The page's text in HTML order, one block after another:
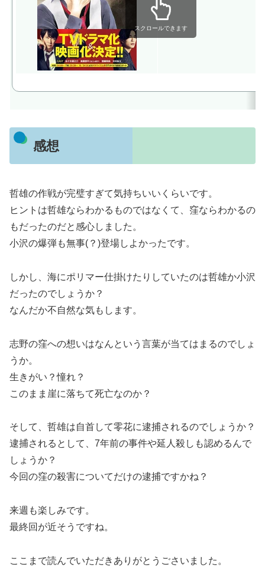
スクロールできます
感想
哲雄の作戦が完璧すぎて気持ちいいくらいです。
ヒントは哲雄ならわかるものではなくて、窪ならわかるの
もだったのだと感心しました。
小沢の爆弾も無事(？)登場しよかったです。
しかし、海にポリマー仕掛けたりしていたのは哲雄か小沢
だったのでしょうか？
なんだか不自然な気もします。
志野の窪への想いはなんという言葉が当てはまるのでしょ
うか。
生きがい？憧れ？
このまま崖に落ちて死亡なのか？
そして、哲雄は自首して零花に逮捕されるのでしょうか？
逮捕されるとして、7年前の事件や延人殺しも認めるんで
しょうか？
今回の窪の殺害についてだけの逮捕ですかね？
来週も楽しみです。
最終回が近そうですね。
ここまで読んでいただきありがとうごさいました。